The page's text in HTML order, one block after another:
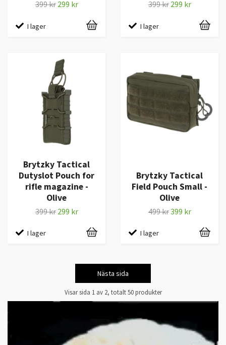
399 kr 299 kr
I lager
399 kr 299 kr
I lager
Brytzky Tactical
Dutyslot Pouch for
rifle magazine -
Olive
399 kr 299 kr
I lager
Brytzky Tactical
Field Pouch Small -
Olive
499 kr399 kr
I lager
Nästa sida
Visar sida 1 av 2, totalt 50 produkter